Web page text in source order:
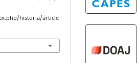
historia/article